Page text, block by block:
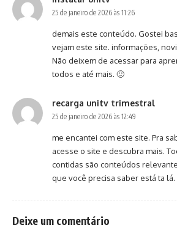
25 de janeiro de 2026 às 11:26
demais este conteúdo. Gostei
vejam este site. informações,
Não deixem de acessar para
todos e até mais. 🙂
recarga unitv trimestral
25 de janeiro de 2026 às 12:49
me encantei com este site. Pra
acesse o site e descubra mais.
contidas são conteúdos
que você precisa saber está ta lá.
Deixe um comentário